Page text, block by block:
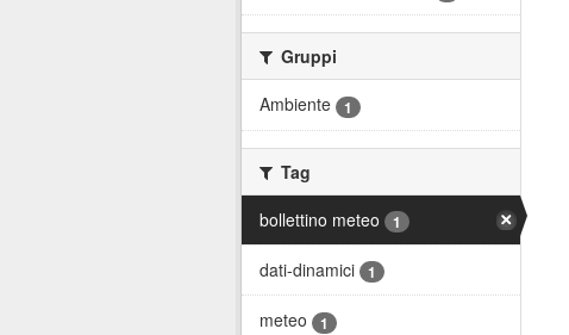
Gruppi
Ambiente
1
Tag
bollettino meteo
1
dati-dinamici 1
meteo 1